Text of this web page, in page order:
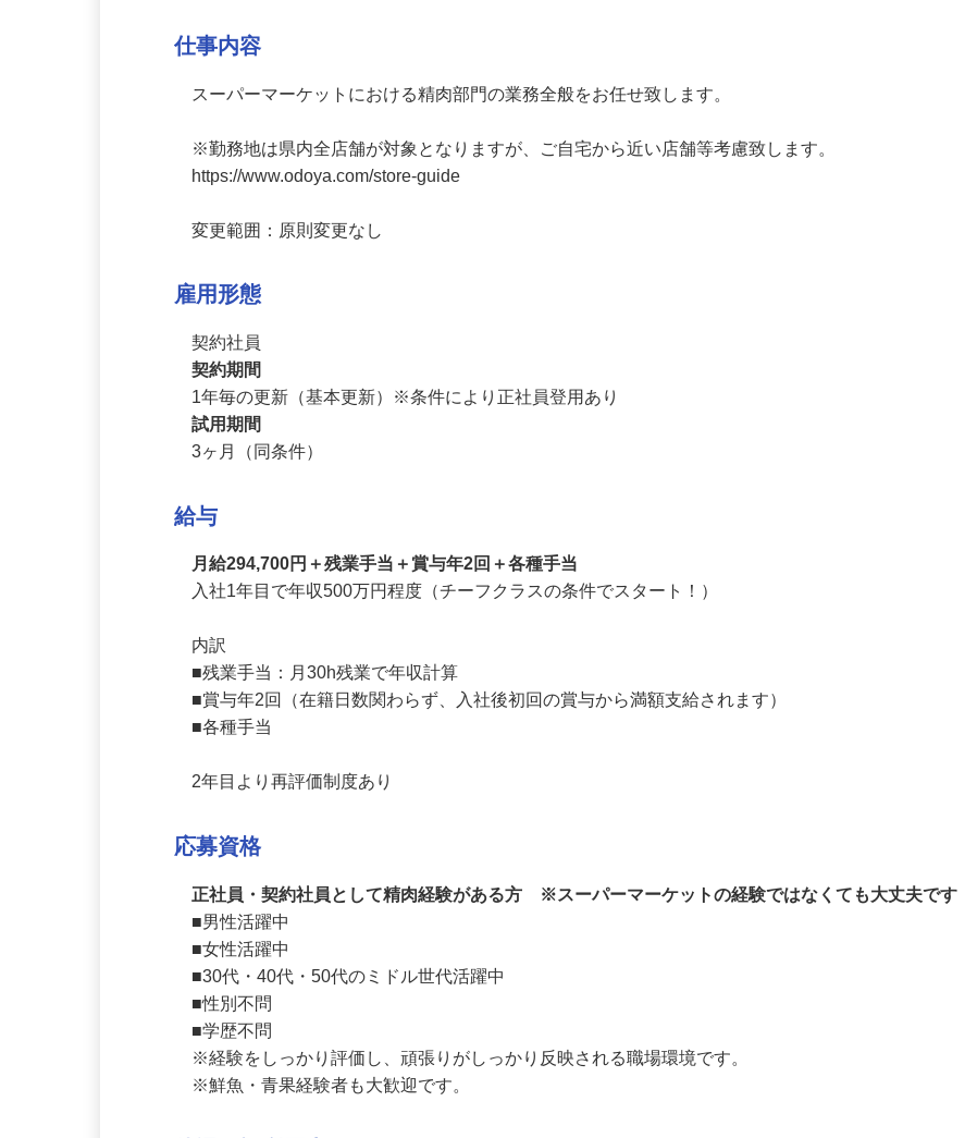
※勤務地は県内全店舗が対象となりますが、ご自宅から近い店舗等考慮致します。
雇用形態
契約社員
契約期間
1年毎の更新（基本更新）※条件により正社員登用あり
試用期間
給与
月給294,700円＋残業手当＋賞与年2回＋各種手当
内訳
■残業手当：月30h残業で年収計算
■賞与年2回（在籍日数関わらず、入社後初回の賞与から満額支給されます）
応募資格
正社員・契約社員として精肉経験がある方 ※スーパーマーケットの経験ではなくても大丈夫です
■男性活躍中
■女性活躍中
■30代・40代・50代のミドル世代活躍中
■性別不問
■学歴不問